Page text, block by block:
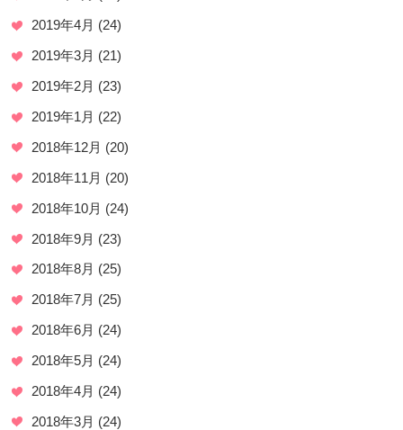
2019年4月 (24)
2019年3月 (21)
2019年2月 (23)
2019年1月 (22)
2018年12月 (20)
2018年11月 (20)
2018年10月 (24)
2018年9月 (23)
2018年8月 (25)
2018年7月 (25)
2018年6月 (24)
2018年5月 (24)
2018年4月 (24)
2018年3月 (24)